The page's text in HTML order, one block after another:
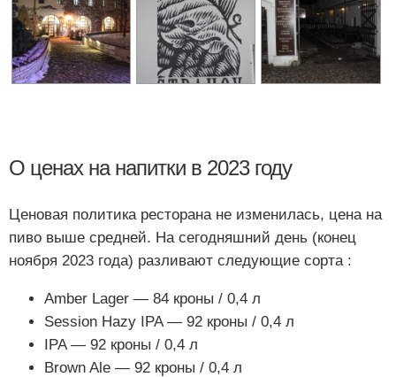
О ценах на напитки в 2023 году
Ценовая политика ресторана не изменилась, цена на
пиво выше средней. На сегодняшний день (конец
ноября 2023 года) разливают следующие сорта :
Amber Lager — 84 кроны / 0,4 л
Session Hazy IPA — 92 кроны / 0,4 л
IPA — 92 кроны / 0,4 л
Brown Ale — 92 кроны / 0,4 л